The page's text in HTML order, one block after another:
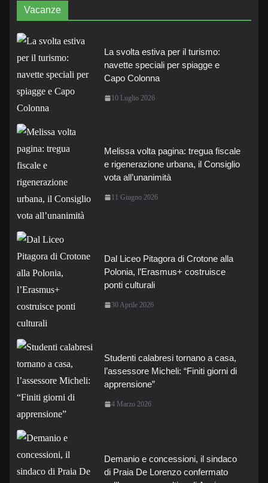
Vacanze
La svolta estiva per il turismo:
navette speciali per spiagge e
Capo Colonna
10 Luglio 2026
Melissa volta pagina: tregua fiscale
e rigenerazione urbana, il Consiglio
vota all’unanimità
11 Giugno 2026
Dal Liceo Pitagora di Crotone alla
Polonia, l’Erasmus+ costruisce
ponti culturali
30 Aprile 2026
Studenti calabresi tornano a casa,
l’assessore Micheli: “Finiti giorni di
apprensione”
4 Marzo 2026
Demanio e concessioni, il sindaco
di Praia De Lorenzo confermato